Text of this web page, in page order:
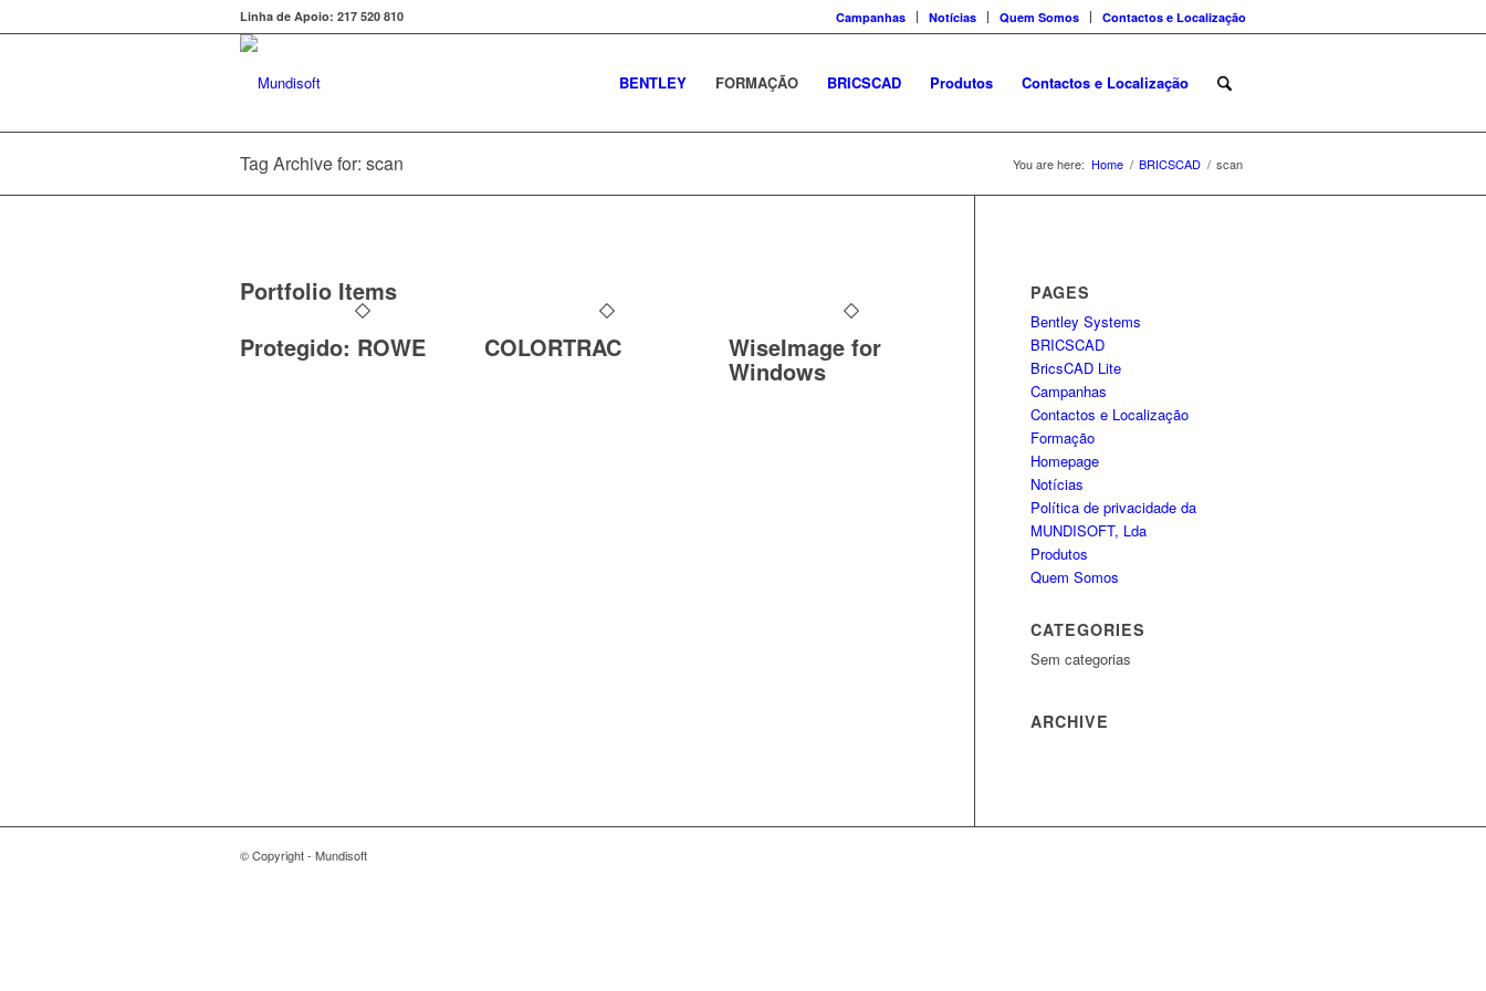
Campanhas Notícias Quem Somos Contactos e Localização
Linha de Apoio: 217 520 810
BENTLEY FORMAÇÃO BRICSCAD Produtos Contactos e Localização
Tag Archive for: scan You are here: Home / BRICSCAD / scan
Portfolio Items
Protegido: ROWE
COLORTRAC WiseImage for
Windows
PAGES
Bentley Systems
BRICSCAD
BricsCAD Lite
Campanhas
Contactos e Localização
Formação
Homepage
Notícias
Política de privacidade da
MUNDISOFT, Lda
Produtos
Quem Somos
CATEGORIES
Sem categorias
ARCHIVE
© Copyright - Mundisoft